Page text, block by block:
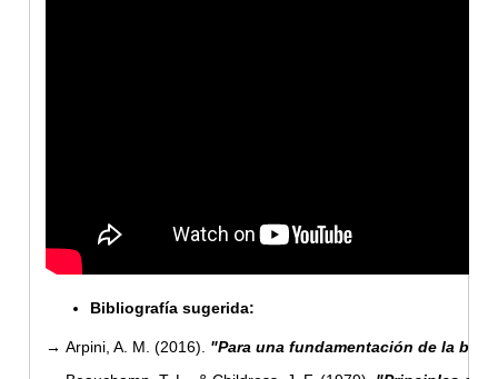
Bibliografía sugerida:
→Arpini, A. M. (2016). "Para una fundamentación de la